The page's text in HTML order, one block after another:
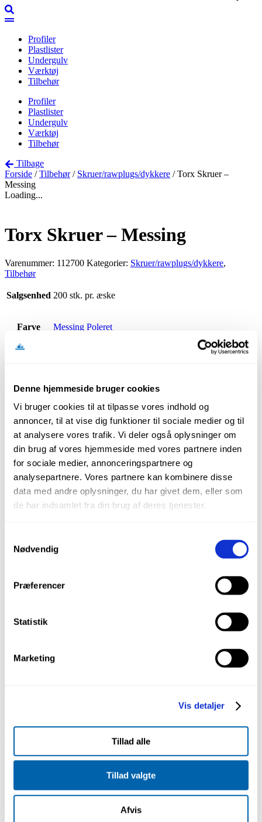
Denne hjemmeside bruger cookies
Vi bruger cookies til at tilpasse vores indhold og
annoncer, til at vise dig funktioner til sociale medier og til
at analysere vores trafik. Vi deler også oplysninger om
din brug af vores hjemmeside med vores partnere inden
for sociale medier, annonceringspartnere og
analysepartnere. Vores partnere kan kombinere disse
data med andre oplysninger, du har givet dem, eller som
de har indsamlet fra din brug af deres tjenester.
Nødvendig
Præferencer
Statistik
Marketing
Vis detaljer
Tillad alle
Tillad valgte
Afvis
Profiler
Plastlister
Undergulv
Værktøj
Tilbehør
Profiler
Plastlister
Undergulv
Værktøj
Tilbehør
Tilbage
Forside /Tilbehør/ Skruer/rawplugs/dykkere / Torx Skruer –
Messing
Loading...
Torx Skruer – Messing
Varenummer: 112700 Kategorier: Skruer/rawplugs/dykkere,
Tilbehør
Salgsenhed 200 stk. pr. æske
Farve Messing Poleret
Passer til Messing Profiler
Relaterede produkter
Skruer i æske
Gips plugs Hvid plast
Plugs Brun
Telefon +45 86 81 11 01
Bæredygtighed